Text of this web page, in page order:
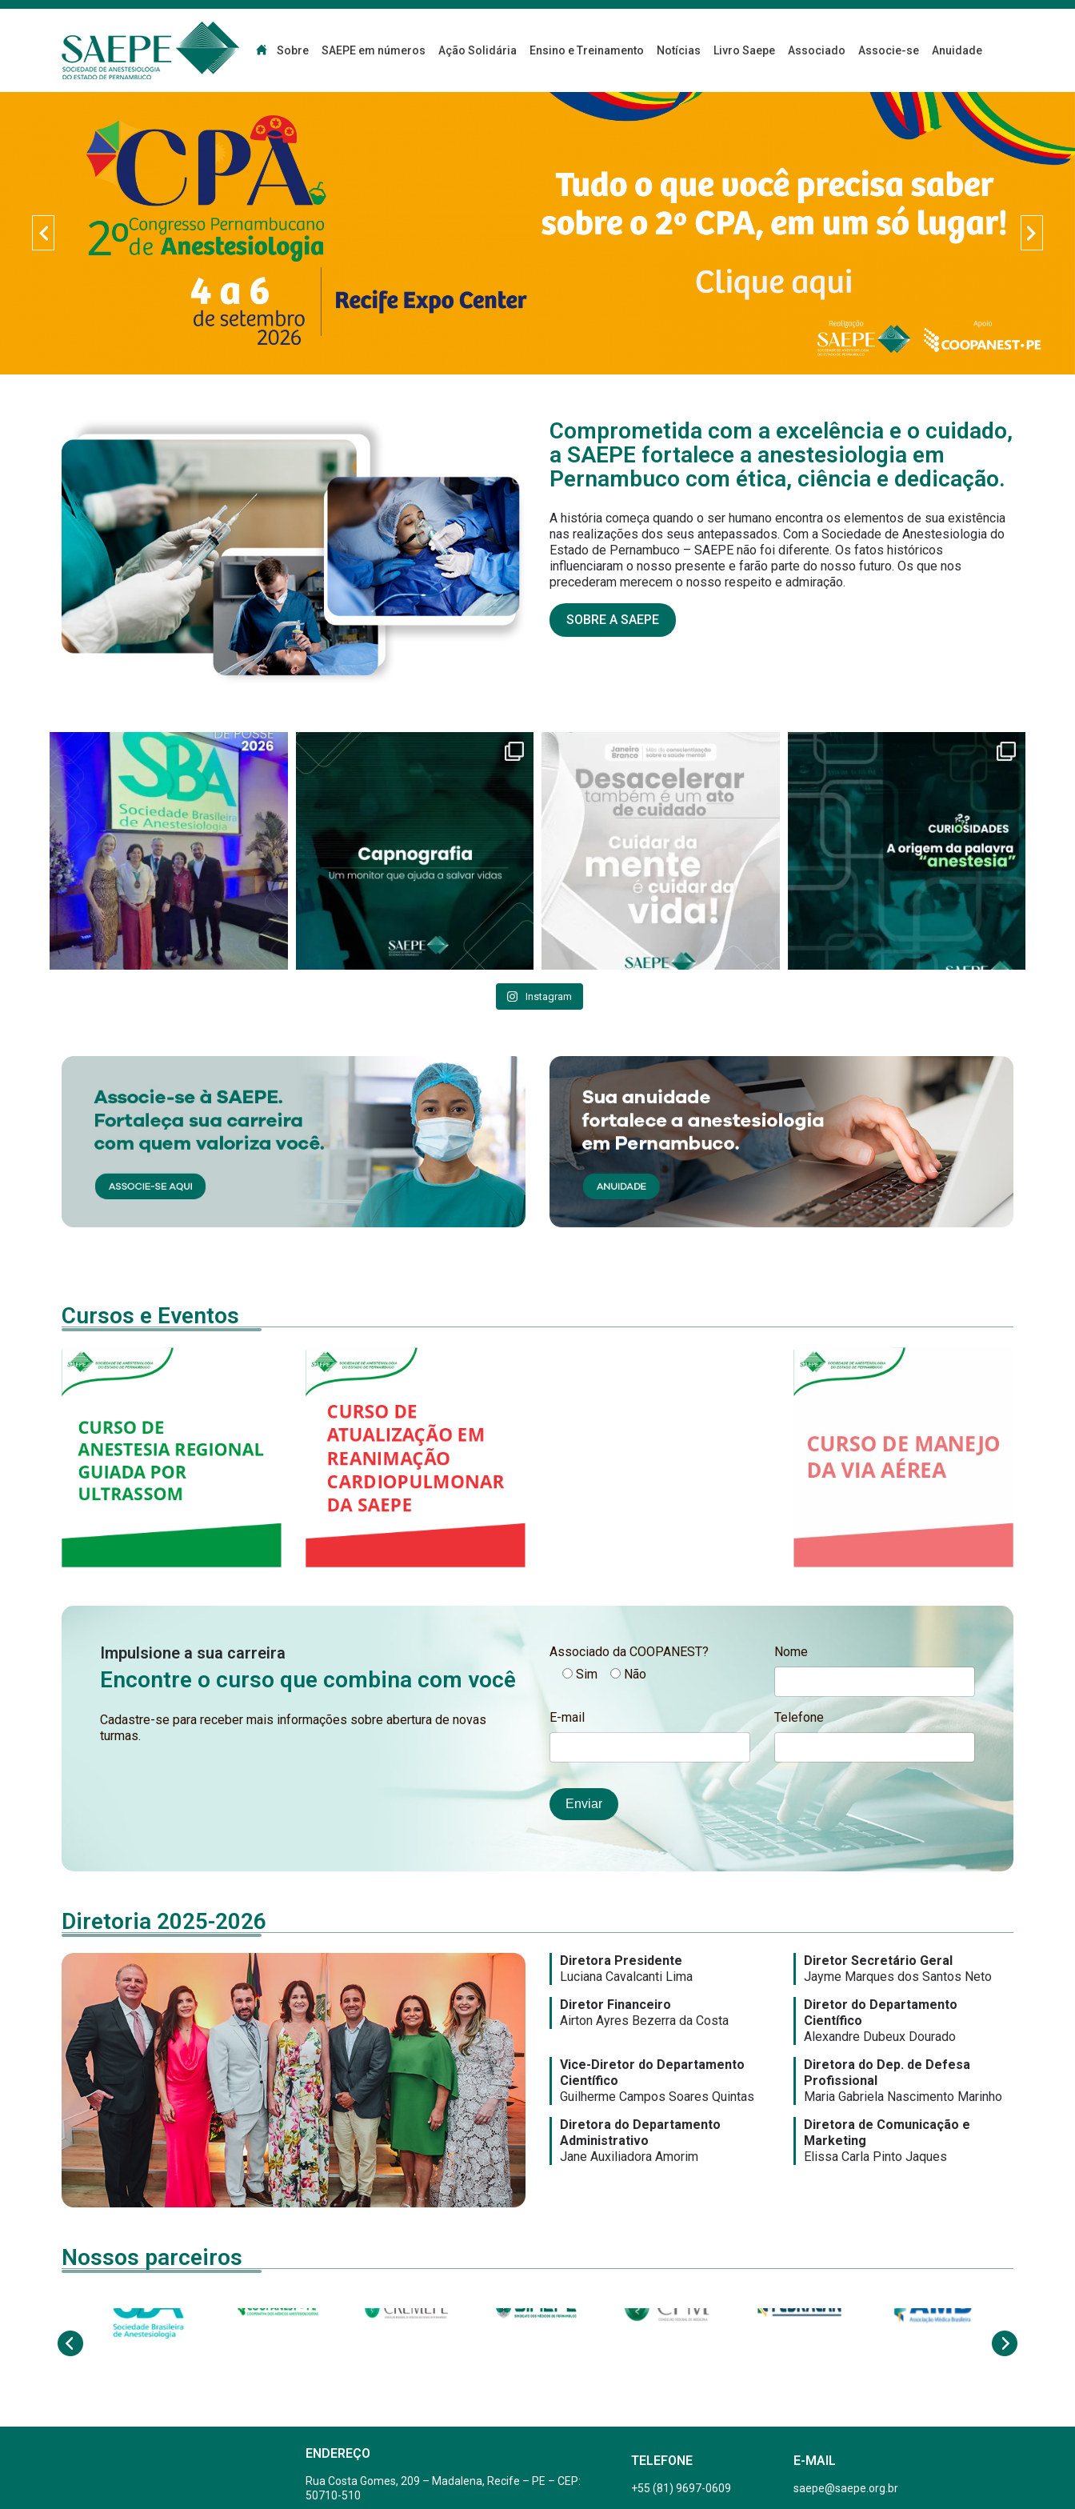
Sobre SAEPE em números Ação Solidária Ensino e Treinamento Notícias Livro Saepe Associado Associe-se Anuidade
Comprometida com a excelência e o cuidado,
a SAEPE fortalece a anestesiologia em
Pernambuco com ética, ciência e dedicação.
A história começa quando o ser humano encontra os elementos de sua existência
nas realizações dos seus antepassados. Com a Sociedade de Anestesiologia do
Estado de Pernambuco – SAEPE não foi diferente. Os fatos históricos
influenciaram o nosso presente e farão parte do nosso futuro. Os que nos
precederam merecem o nosso respeito e admiração.
SOBRE A SAEPE
Instagram
Cursos e Eventos
Impulsione a sua carreira
Encontre o curso que combina com você
Cadastre-se para receber mais informações sobre abertura de novas
turmas.
Associado da COOPANEST?
Sim
Não
Nome
E-mail Telefone
Diretoria 2025-2026
Diretora Presidente
Luciana Cavalcanti Lima
Diretor Secretário Geral
Jayme Marques dos Santos Neto
Diretor Financeiro
Airton Ayres Bezerra da Costa
Diretor do Departamento
Científico
Alexandre Dubeux Dourado
Vice-Diretor do Departamento
Científico
Guilherme Campos Soares Quintas
Diretora do Dep. de Defesa
Profissional
Maria Gabriela Nascimento Marinho
Diretora do Departamento
Administrativo
Jane Auxiliadora Amorim
Diretora de Comunicação e
Marketing
Elissa Carla Pinto Jaques
Nossos parceiros
ENDEREÇO
Rua Costa Gomes, 209 – Madalena, Recife – PE – CEP:
50710-510
TELEFONE
+55 (81) 9697-0609
E-MAIL
saepe@saepe.org.br